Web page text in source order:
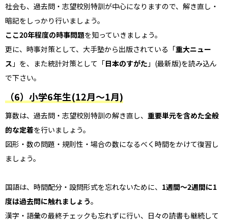
社会も、過去問・志望校別特訓が中心になりますので、解き直し・
暗記をしっかり行いましょう。
ここ20年程度の時事問題を知っていきましょう。
更に、時事対策として、大手塾から出版されている 「重大ニュー
ス 」 を、また統計対策として 「日本のすがた 」(最新版)を読み込ん
で下さい。
（6）小学6年生(12月～1月)
算数は、過去問・志望校別特訓の解き直し、 重要単元を含めた全般
的な定着を行いましょう。
図形・数の問題・規則性・場合の数になるべく時間をかけて復習し
ましょう。
国語は、時間配分・設問形式を忘れないために、 1週間～2週間に1
度は過去問に触れましょう。
漢字・語彙の最終チェックも忘れずに行い、日々の読書も継続して